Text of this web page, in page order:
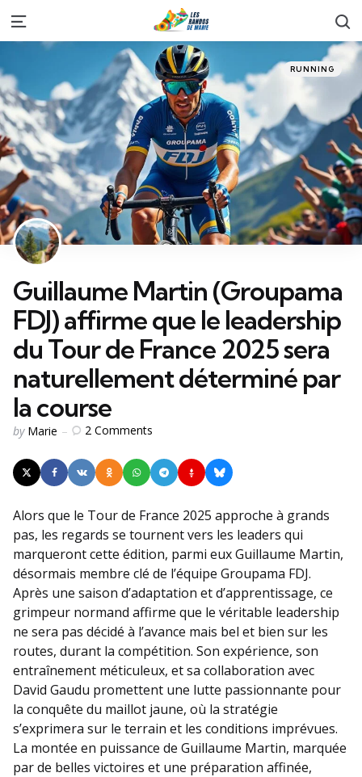
Menu
Categories
Posted
RUNNING
Guillaume Martin (Groupama
FDJ) affirme que le leadership
du Tour de France 2025 sera
naturellement déterminé par
la course
Posted
by Marie 2 Comments
Alors que le Tour de France 2025 approche à grands
pas, les regards se tournent vers les leaders qui
marqueront cette édition, parmi eux Guillaume Martin,
désormais membre clé de l’équipe Groupama FDJ.
Après une saison d’adaptation et d’apprentissage, ce
grimpeur normand affirme que le véritable leadership
ne sera pas décidé à l’avance mais bel et bien sur les
routes, durant la compétition. Son expérience, son
entraînement méticuleux, et sa collaboration avec
David Gaudu promettent une lutte passionnante pour
la conquête du maillot jaune, où la stratégie
s’exprimera sur le terrain et les conditions imprévues.
La montée en puissance de Guillaume Martin, marquée
par de belles victoires et une préparation affinée,